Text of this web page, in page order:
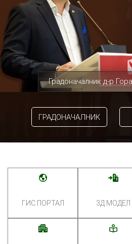
Градоначалник д-р
ГРАДОНАЧАЛНИК
ГИС ПОРТАЛ 3Д МОДЕЛ